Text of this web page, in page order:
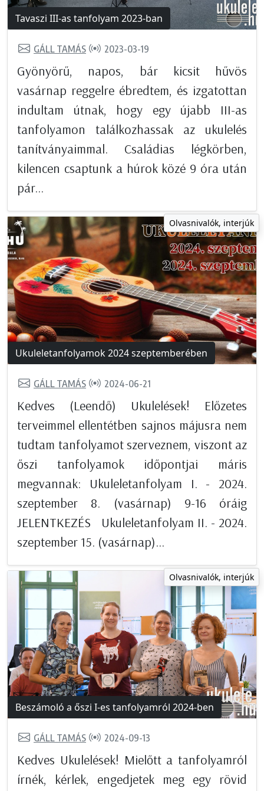
Tavaszi III-as tanfolyam 2023-ban
GÁLL TAMÁS 2023-03-19
Gyönyörű, napos, bár kicsit hűvös
vasárnap reggelre ébredtem, és izgatottan
indultam útnak, hogy egy újabb III-as
tanfolyamon találkozhassak az ukulelés
tanítványaimmal. Családias légkörben,
kilencen csaptunk a húrok közé 9 óra után
pár...
Olvasnivalók, interjúk
Ukuleletanfolyamok 2024 szeptemberében
GÁLL TAMÁS 2024-06-21
Kedves (Leendő) Ukulelések! Előzetes
terveimmel ellentétben sajnos májusra nem
tudtam tanfolyamot szerveznem, viszont az
őszi tanfolyamok időpontjai máris
megvannak: Ukuleletanfolyam I. - 2024.
szeptember 8. (vasárnap) 9-16 óráig
JELENTKEZÉS Ukuleletanfolyam II. - 2024.
szeptember 15. (vasárnap)...
Olvasnivalók, interjúk
Beszámoló a őszi I-es tanfolyamról 2024-ben
GÁLL TAMÁS 2024-09-13
Kedves Ukulelések! Mielőtt a tanfolyamról
írnék, kérlek, engedjetek meg egy rövid